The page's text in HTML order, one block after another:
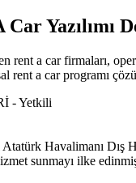
Yazılımı
rent a car firmaları,
rent a car programı
Atatürk Havalimanı
sunmayı ilke